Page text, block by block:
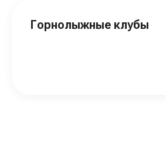
Горнолыжные клубы